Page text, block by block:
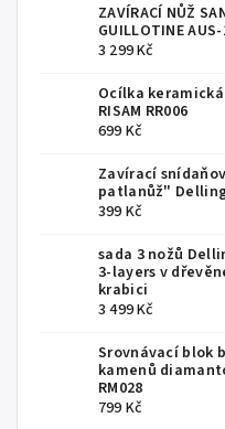
ZAVÍRACÍ NŮŽ
GUILLOTINE
3 299 Kč
Ocílka keramická
RISAM RR006
699 Kč
Zavírací
patlanůž"
399 Kč
sada 3 nožů
3-layers v
krabici
3 499 Kč
Srovnávací blok
kamenů
RM028
799 Kč